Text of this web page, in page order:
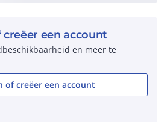
creëer een account
en meer te
of creëer een account